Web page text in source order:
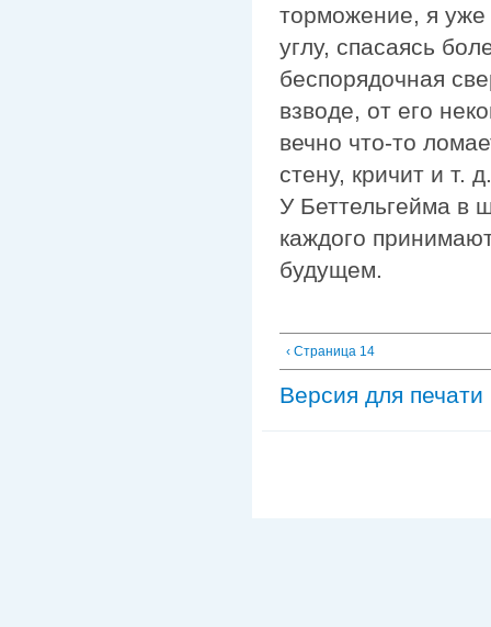
торможение, я уже
углу, спасаясь
беспорядочная
взводе, от его
вечно что-то
стену, кричит и т.
У Беттельгейма в
каждого
будущем.
‹ Страница 14
Версия для печати